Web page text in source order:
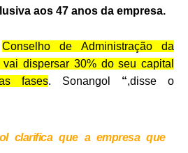
aos 47 anos da empresa.
Conselho de Administração da
dispersar 30% do seu capital
fases. Sonangol “,disse o
clarifica que a empresa que